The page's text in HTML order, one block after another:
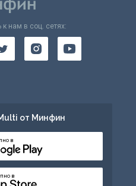
нам в соц. сетях:
от Минфин
в
в